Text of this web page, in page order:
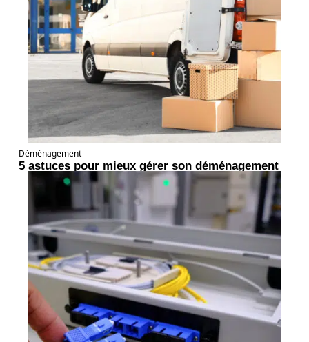
Déménagement
5 astuces pour mieux gérer son déménagement